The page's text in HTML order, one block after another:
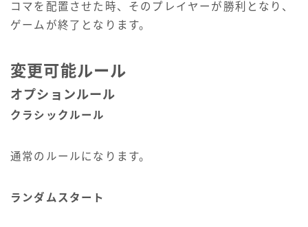
コマを配置させた時、そのプレイヤーが勝利となり、
ゲームが終了となります。
変更可能ルール
オプションルール
クラシックルール
通常のルールになります。
ランダムスタート